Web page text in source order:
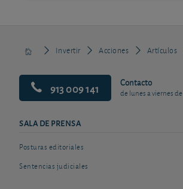
Invertir Acciones Artículos
913 009 141 Contacto
de lunes a viernes
SALA DE PRENSA
Posturas editoriales
Sentencias judiciales